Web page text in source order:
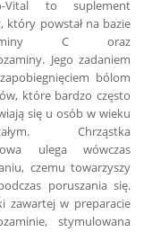
Vital to suplement
który powstał na bazie
C oraz
Jego zadaniem
bólom
które bardzo często
się u osób w wieku
Chrząstka
ulega wówczas
czemu towarzyszy
poruszania się.
zawartej w preparacie
stymulowana